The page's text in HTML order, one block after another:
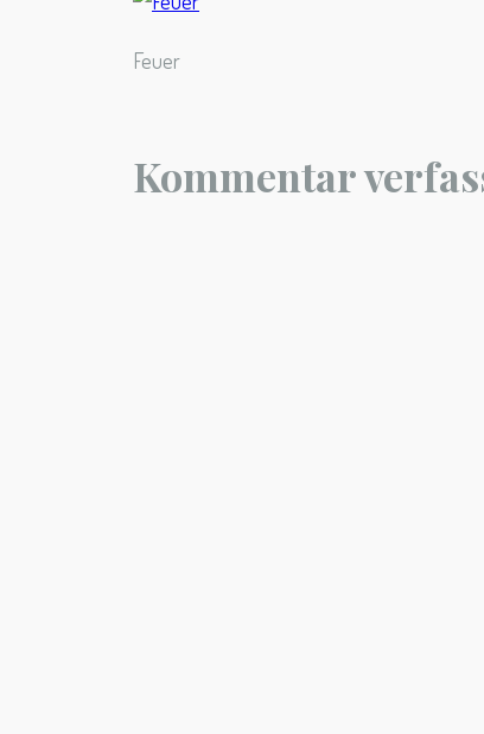
Feuer
Kommentar